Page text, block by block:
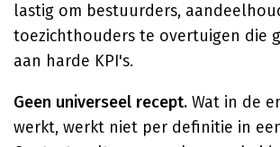
lastig om bestuurders,
toezichthouders te overtuigen die
aan harde KPI's.
Geen universeel recept. Wat in de
werkt, werkt niet per definitie in